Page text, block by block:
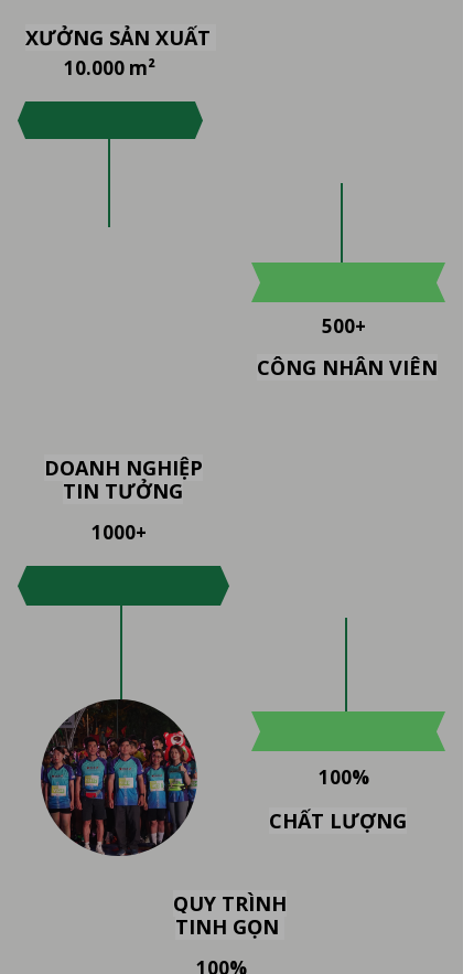
500+
CÔNG NHÂN VIÊN
100%
CHẤT LƯỢNG
QUY TRÌNH
TINH GỌN
100%
1000+
DOANH NGHIỆP
TIN TƯỞNG
10.000 m²
XƯỞNG SẢN XUẤT